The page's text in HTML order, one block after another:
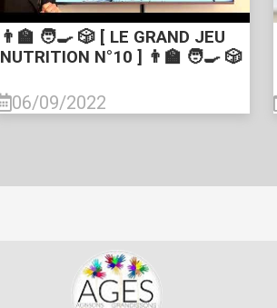
👨‍🏫 🧑‍🍳 🎲 [ LE GRAND JEU
NUTRITION N°10 ] 👨‍🏫 🧑‍🍳 🎲
06/09/2022